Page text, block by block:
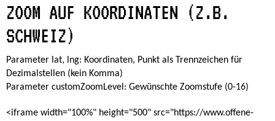
ZOOM AUF KOORDINATEN (Z.B.
SCHWEIZ)
Parameter lat, lng: Koordinaten, Punkt als Trennzeichen für
Dezimalstellen (kein Komma)
Parameter customZoomLevel: Gewünschte Zoomstufe (0-16)
<iframe width="100%" height="500" src="https://www.offene-